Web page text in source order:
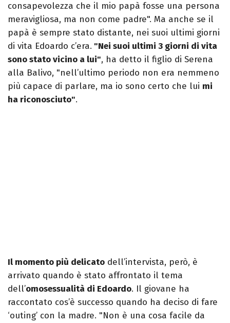
consapevolezza che il mio papà fosse una persona
meravigliosa, ma non come padre". Ma anche se il
papà è sempre stato distante, nei suoi ultimi giorni
di vita Edoardo c’era. "Nei suoi ultimi 3 giorni di vita
sono stato vicino a lui", ha detto il figlio di Serena
alla Balivo, "nell’ultimo periodo non era nemmeno
più capace di parlare, ma io sono certo che lui mi
ha riconosciuto".
Il momento più delicato dell’intervista, però, è
arrivato quando è stato affrontato il tema
dell’omosessualità di Edoardo. Il giovane ha
raccontato cos’è successo quando ha deciso di fare
‘outing’ con la madre. "Non è una cosa facile da